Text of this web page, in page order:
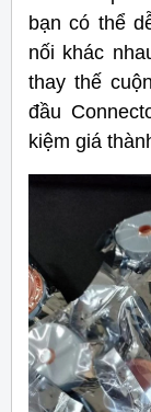
bạn có thể
nối khác
thay thế
đầu
kiệm giá